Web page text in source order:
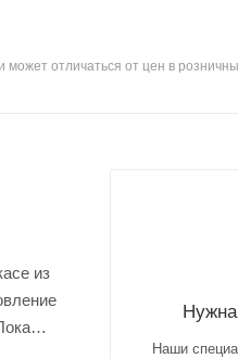
может отличаться от цен в
из
Наши